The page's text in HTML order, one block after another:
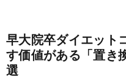
早大院卒ダイエット
す価値がある「置き
選